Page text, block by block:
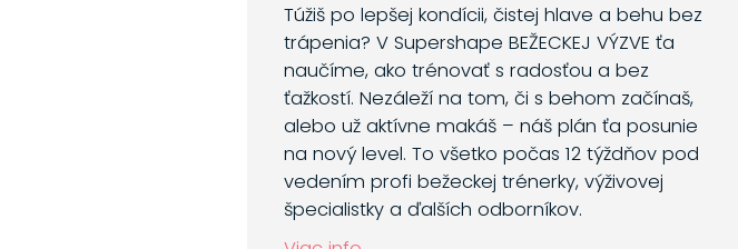
Túžiš po lepšej kondícii, čistej hlave a behu bez
trápenia? V Supershape BEŽECKEJ VÝZVE ťa
naučíme, ako trénovať s radosťou a bez
ťažkostí. Nezáleží na tom, či s behom začínaš,
alebo už aktívne makáš – náš plán ťa posunie
na nový level. To všetko počas 12 týždňov pod
vedením profi bežeckej trénerky, výživovej
špecialistky a ďalších odborníkov.